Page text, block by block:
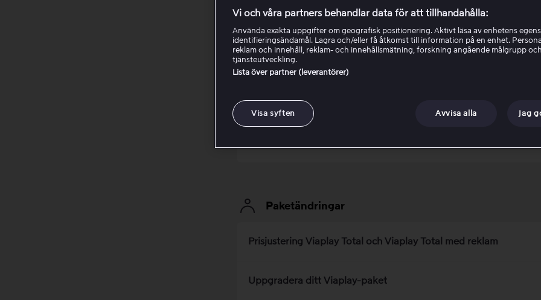
Information om våra paket
Skapa och hantera ett Viaplay-hushåll
Logga in och ut på Viaplay
Paketändringar
Prisjustering Viaplay Total och Viaplay Total med reklam
Uppgradera ditt Viaplay-paket
Vi och våra partners behandlar data för att tillhandahålla:
Använda exakta uppgifter om geografisk positionering. Aktivt läsa av enhetens
identifieringsändamål. Lagra och/eller få åtkomst till information på en enhet.
reklam och innehåll, reklam- och innehållsmätning, forskning angående målgrupp och
tjänsteutveckling.
Lista över partner (leverantörer)
Visa syften Avvisa alla Jag